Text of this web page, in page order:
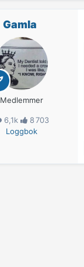
Gamla
Medlemmer
6,1k
8 703
Loggbok